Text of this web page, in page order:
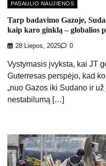
PASAULIO NAUJIENOS
Tarp badavimo Gazoje,
kaip karo ginklą – globalios
28 Liepos, 2025 0
Vystymasis įvyksta, kai JT
Guterresas perspėjo, kad
„nuo Gazos iki Sudano ir už
nestabilumą […]